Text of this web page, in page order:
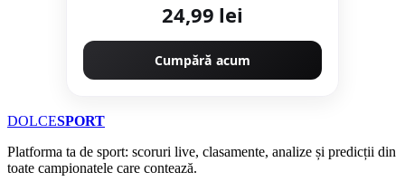
24,99 lei
Cumpără acum
DOLCESPORT
Platforma ta de sport: scoruri live, clasamente, analize și predicții din
toate campionatele care contează.